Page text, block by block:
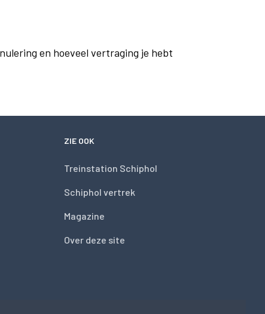
en hoeveel vertraging je hebt
ZIE OOK
Treinstation Schiphol
Schiphol vertrek
Magazine
Over deze site